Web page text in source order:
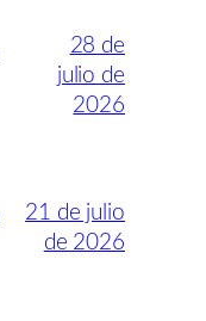
28 de
julio de
2026
21 de julio
de 2026